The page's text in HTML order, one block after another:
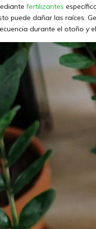
fertilizantes
puede dañar las raíces.
durante el otoño y